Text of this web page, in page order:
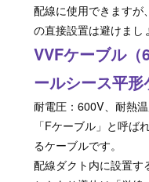
配線に使用できます
の直接設置は避けまし
VVFケーブル（
ールシース平形
耐電圧：600V、耐熱
「Fケーブル」と呼ば
るケーブルです。
配線ダクト内に設置す